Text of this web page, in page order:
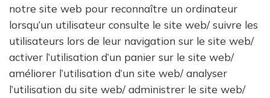
notre site web pour reconnaître un ordinateur
lorsqu’un utilisateur consulte le site web/ suivre les
utilisateurs lors de leur navigation sur le site web/
activer l’utilisation d’un panier sur le site web/
améliorer l’utilisation d’un site web/ analyser
l’utilisation du site web/ administrer le site web/